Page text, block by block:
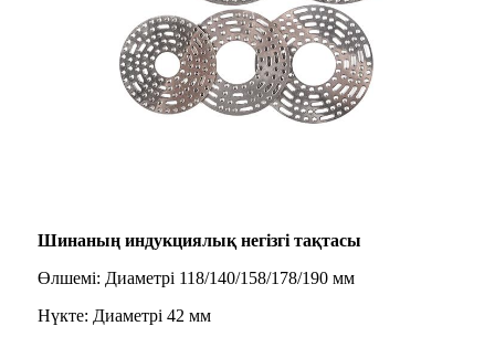
Шинаның индукциялық негізгі тақтасы
Өлшемі: Диаметрі 118/140/158/178/190 мм
Нүкте: Диаметрі 42 мм